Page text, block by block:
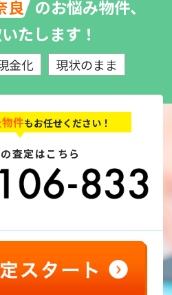
良 のお悩み物件、
たします！
金化 現状のまま
件もお任せください！
査定はこちら